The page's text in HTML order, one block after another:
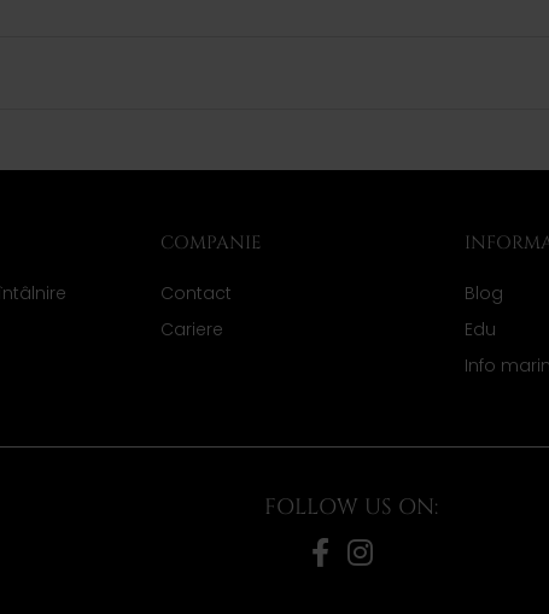
COMPANIE
Contact
Cariere
Blog
Edu
Info
FOLLOW US ON: